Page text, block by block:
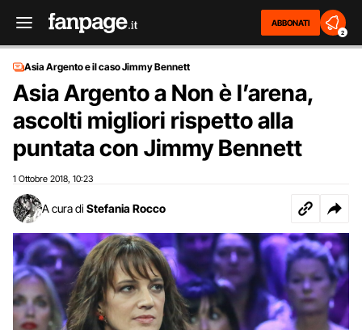
ABBONATI
2
Asia Argento e il caso Jimmy Bennett
Asia Argento a Non è l’arena,
ascolti migliori rispetto alla
puntata con Jimmy Bennett
1 Ottobre 2018 10:23
A cura di Stefania Rocco